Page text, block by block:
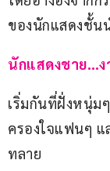
ของนักแสดงชั้น
นักแสดงชาย…
เริ่มกันที่ฝั่งหนุ่ม
ครองใจแฟนๆ แ
ทลาย